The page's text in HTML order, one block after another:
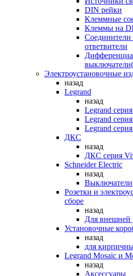
DIN рейки
Клеммные
Клеммы на
Соединители
ответвители
Электроустановочные
назад
Legrand
назад
Legrand
Legrand
Legrand
ДКС
назад
ДКС серия
Schneider Electric
назад
Выключатели
Розетки и
сборе
назад
Для внешней
Установочные
назад
для
Legrand Mosaic и
назад
Аксессуары